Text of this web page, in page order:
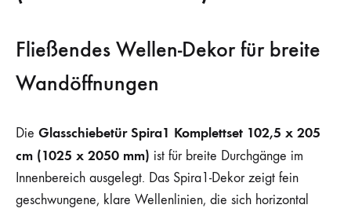
Fließendes Wellen-Dekor für breite
Wandöffnungen
Die Glasschiebetür Spira1 Komplettset 102,5 x 205
cm (1025 x 2050 mm) ist für breite Durchgänge im
Innenbereich ausgelegt. Das Spira1-Dekor zeigt fein
geschwungene, klare Wellenlinien, die sich horizontal